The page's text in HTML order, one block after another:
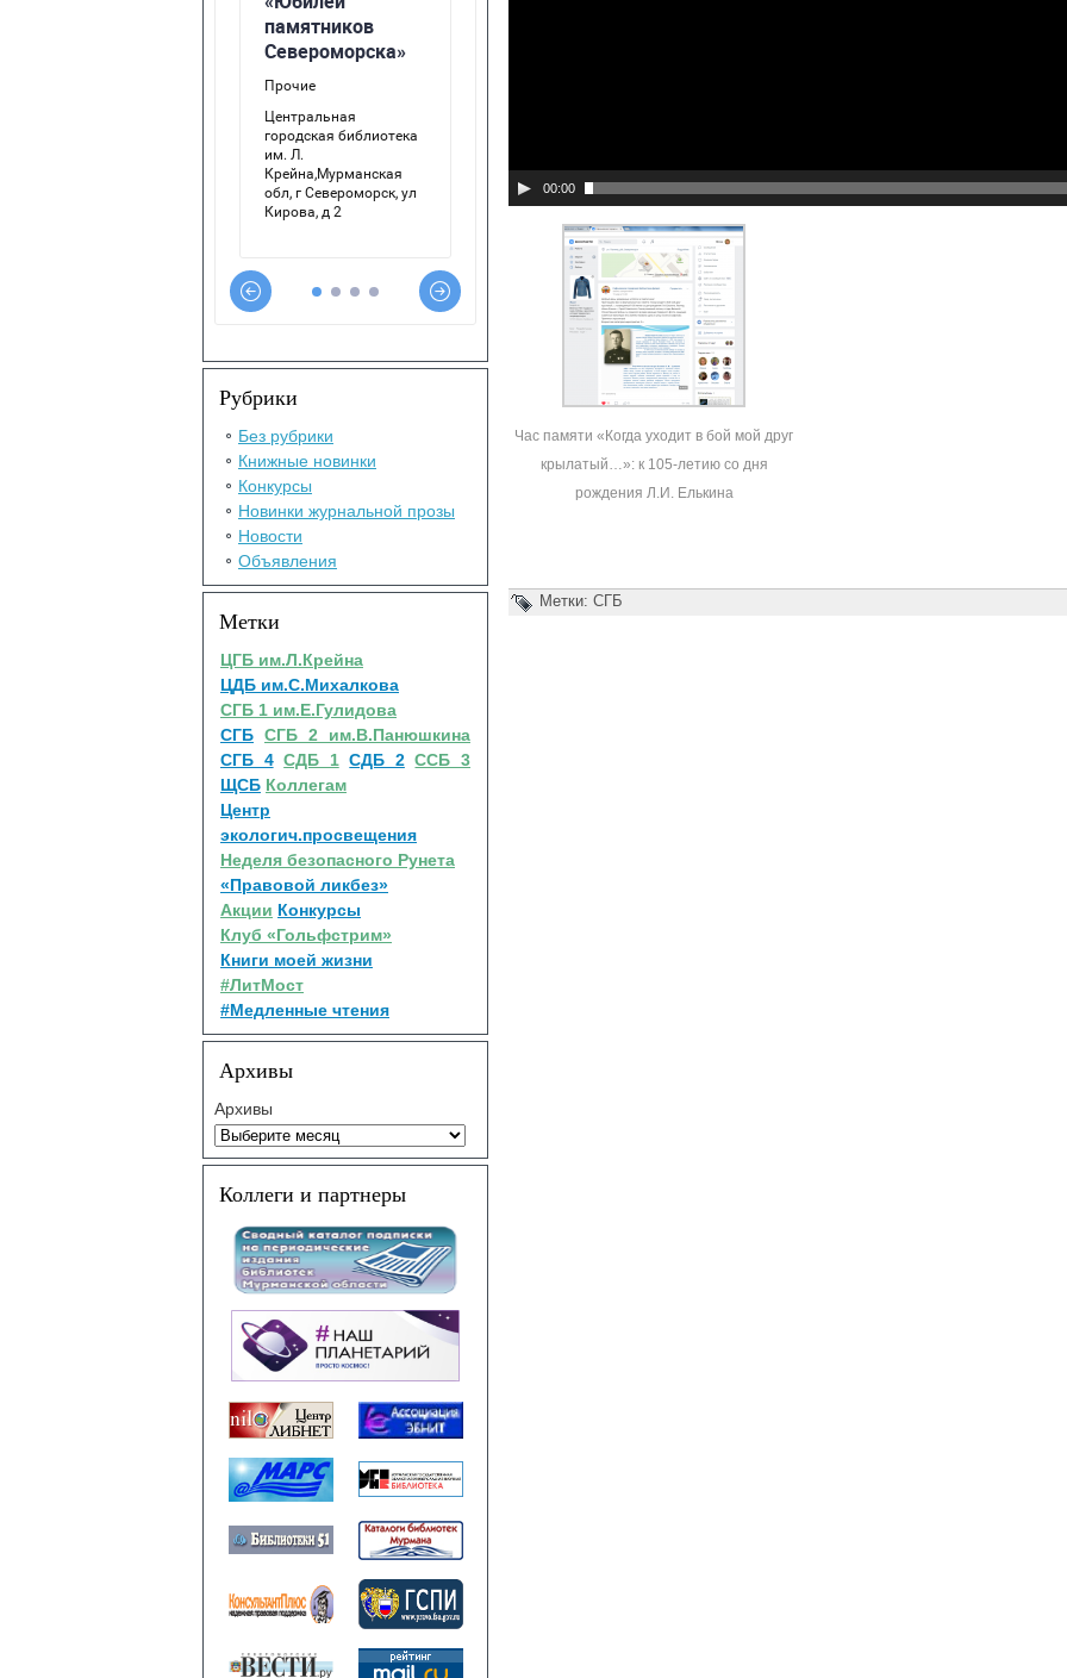
Рубрики
Без рубрики
Книжные новинки
Конкурсы
Новинки журнальной прозы
Новости
Объявления
Метки
ЦГБ им.Л.Крейна
ЦДБ им.С.Михалкова
СГБ 1 им.Е.Гулидова
СГБ СГБ 2 им.В.Панюшкина
СГБ 4 СДБ 1 СДБ 2 ССБ 3
ЩСБ Коллегам
Центр
экологич.просвещения
Неделя безопасного Рунета
«Правовой ликбез»
Акции Конкурсы
Клуб «Гольфстрим»
Книги моей жизни
#ЛитМост
#Медленные чтения
Архивы
Архивы
Коллеги и партнеры
00:00
Час памяти «Когда уходит в бой мой друг
крылатый…»: к 105-летию со дня
рождения Л.И. Елькина
Метки: СГБ